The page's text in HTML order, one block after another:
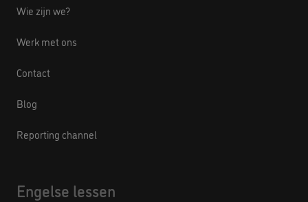
Wie zijn we?
Werk met ons
Contact
Blog
Reporting channel
Engelse lessen